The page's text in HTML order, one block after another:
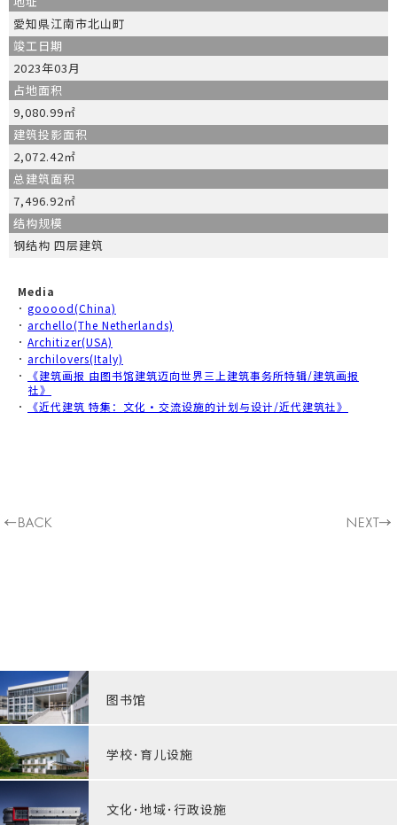
愛知県江南市北山町
竣工日期
2023年03月
占地面积
9,080.99㎡
建筑投影面积
2,072.42㎡
总建筑面积
7,496.92㎡
结构规模
钢结构 四层建筑
Media
･ gooood(China)
･ archello(The Netherlands)
･ Architizer(USA)
･ archilovers(Italy)
･
《建筑画报 由图书馆建筑迈向世界三上建筑事务所特辑/建筑画报
社》
･
《近代建筑 特集：文化・交流设施的计划与设计/近代建筑社》
图书馆
学校･育儿设施
文化･地域･行政设施